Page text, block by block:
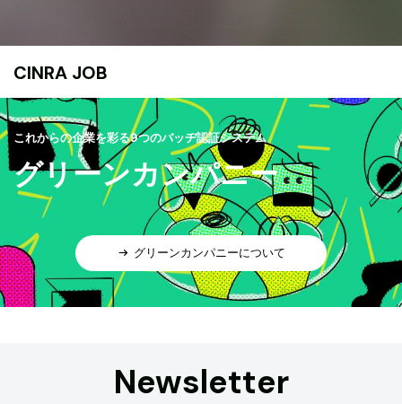
CINRA JOB
これからの企業を彩る9つのバッヂ認証システム
グリーンカンパニー
グリーンカンパニーについて
Newsletter